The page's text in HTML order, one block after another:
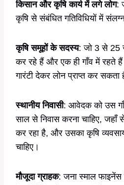
किसान और कृषि कार्य में लगे लोग:
कृषि से संबंधित गतिविधियों में
कृषि समूहों के सदस्य: जो 3 से 25
कर रहे हैं और एक ही गाँव में रहते
गारंटी देकर लोन प्राप्त कर सकता
स्थानीय निवासी: आवेदक को उस
साल से निवास करना चाहिए,
कर रहा है, और उसका कृषि
चाहिए।
मौजूदा ग्राहक: जना स्माल